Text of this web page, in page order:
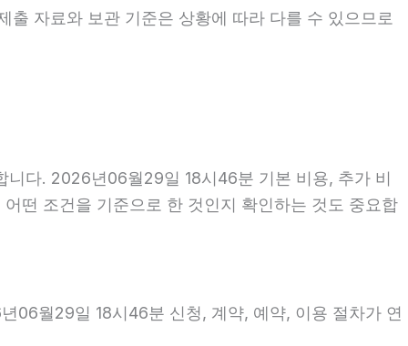
출 자료와 보관 기준은 상황에 따라 다를 수 있으므로
니다. 2026년06월29일 18시46분 기본 비용, 추가 비
떤 조건을 기준으로 한 것인지 확인하는 것도 중요합
06월29일 18시46분 신청, 계약, 예약, 이용 절차가 연